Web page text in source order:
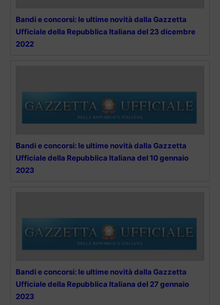
Bandi e concorsi: le ultime novità dalla Gazzetta
Ufficiale della Repubblica Italiana del 23 dicembre
2022
Bandi e concorsi: le ultime novità dalla Gazzetta
Ufficiale della Repubblica Italiana del 10 gennaio
2023
Bandi e concorsi: le ultime novità dalla Gazzetta
Ufficiale della Repubblica Italiana del 27 gennaio
2023